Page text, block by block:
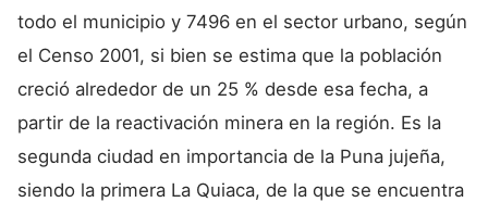
todo el municipio y 7496 en el sector urbano, según
el Censo 2001, si bien se estima que la población
creció alrededor de un 25 % desde esa fecha, a
partir de la reactivación minera en la región. Es la
segunda ciudad en importancia de la Puna jujeña,
siendo la primera La Quiaca, de la que se encuentra